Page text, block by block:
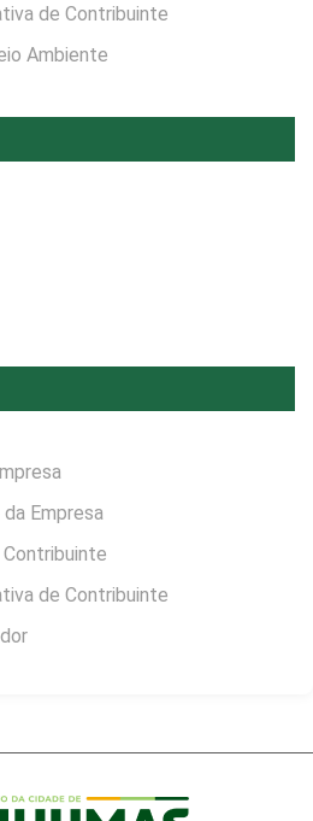
de Contribuinte
Ambiente
Empresa
de Contribuinte